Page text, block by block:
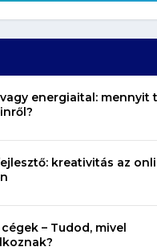
energiaital: mennyit
kreativitás az
– Tudod, mivel